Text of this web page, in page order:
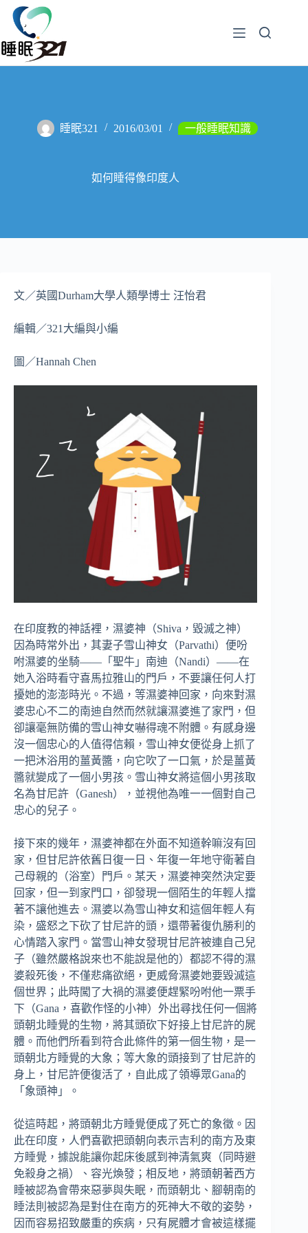
睡眠321 2016/03/01 一般睡眠知識
如何睡得像印度人
文／英國Durham大學人類學博士 汪怡君
編輯／321大編與小編
圖／Hannah Chen
在印度教的神話裡，濕婆神（Shiva，毀滅之神）
因為時常外出，其妻子雪山神女（Parvathi）便吩
咐濕婆的坐騎——「聖牛」南迪（Nandi）——在
她入浴時看守喜馬拉雅山的門戶，不要讓任何人打
擾她的澎澎時光。不過，等濕婆神回家，向來對濕
婆忠心不二的南迪自然而然就讓濕婆進了家門，但
卻讓毫無防備的雪山神女嚇得魂不附體。有感身邊
沒一個忠心的人值得信賴，雪山神女便從身上抓了
一把沐浴用的薑黃醬，向它吹了一口氣，於是薑黃
醬就變成了一個小男孩。雪山神女將這個小男孩取
名為甘尼許（Ganesh），並視他為唯一一個對自己
忠心的兒子。
接下來的幾年，濕婆神都在外面不知道幹嘛沒有回
家，但甘尼許依舊日復一日、年復一年地守衛著自
己母親的（浴室）門戶。某天，濕婆神突然決定要
回家，但一到家門口，卻發現一個陌生的年輕人擋
著不讓他進去。濕婆以為雪山神女和這個年輕人有
染，盛怒之下砍了甘尼許的頭，還帶著復仇勝利的
心情踏入家門。當雪山神女發現甘尼許被連自己兒
子（雖然嚴格說來也不能說是他的）都認不得的濕
婆殺死後，不僅悲痛欲絕，更威脅濕婆她要毀滅這
個世界；此時闖了大禍的濕婆便趕緊吩咐他一票手
下（Gana，喜歡作怪的小神）外出尋找任何一個將
頭朝北睡覺的生物，將其頭砍下好接上甘尼許的屍
體。而他們所看到符合此條件的第一個生物，是一
頭朝北方睡覺的大象；等大象的頭接到了甘尼許的
身上，甘尼許便復活了，自此成了領導眾Gana的
「象頭神」。
從這時起，將頭朝北方睡覺便成了死亡的象徵。因
此在印度，人們喜歡把頭朝向表示吉利的南方及東
方睡覺，據說能讓你起床後感到神清氣爽（同時避
免殺身之禍）、容光煥發；相反地，將頭朝著西方
睡被認為會帶來惡夢與失眠，而頭朝北、腳朝南的
睡法則被認為是對住在南方的死神大不敬的姿勢，
因而容易招致嚴重的疾病，只有屍體才會被這樣擺